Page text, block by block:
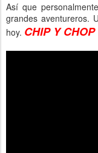
Así que
grandes aventureros.
hoy. CHIP Y